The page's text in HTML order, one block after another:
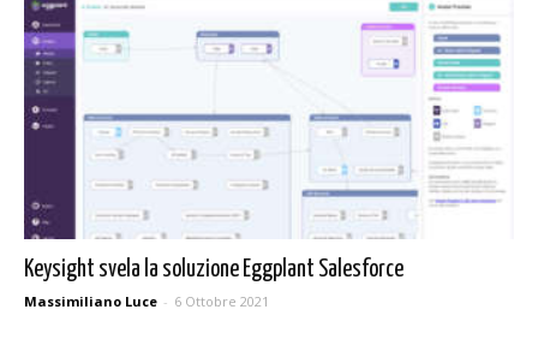
Keysight svela la soluzione Eggplant Salesforce
Massimiliano Luce - 6 Ottobre 2021